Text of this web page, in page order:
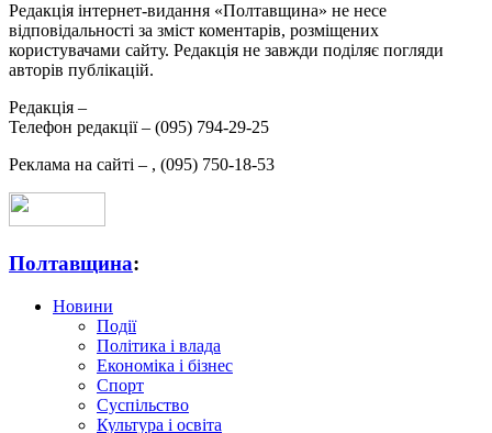
Редакція інтернет-видання «Полтавщина» не несе
відповідальності за зміст коментарів, розміщених
користувачами сайту. Редакція не завжди поділяє погляди
авторів публікацій.
Редакція –
Телефон редакції – (095) 794-29-25
Реклама на сайті – , (095) 750-18-53
Полтавщина:
Новини
Події
Політика і влада
Економіка і бізнес
Спорт
Суспільство
Культура і освіта